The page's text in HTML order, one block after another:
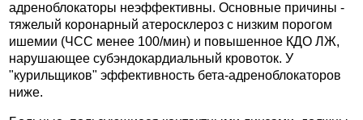
адреноблокаторы неэффективны. Основные причины -
тяжелый коронарный атеросклероз с низким порогом
ишемии (ЧСС менее 100/мин) и повышенное КДО ЛЖ,
нарушающее субэндокардиальный кровоток. У
"курильщиков" эффективность бета-адреноблокаторов
ниже.